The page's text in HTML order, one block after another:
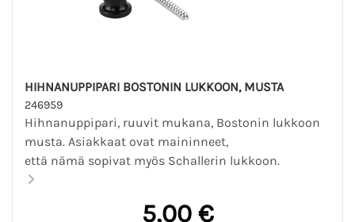
HIHNANUPPIPARI BOSTONIN LUKKOON, MUSTA
246959
Hihnanuppipari, ruuvit mukana, Bostonin lukkoon
musta. Asiakkaat ovat maininneet,
että nämä sopivat myös Schallerin lukkoon.
5,00 €